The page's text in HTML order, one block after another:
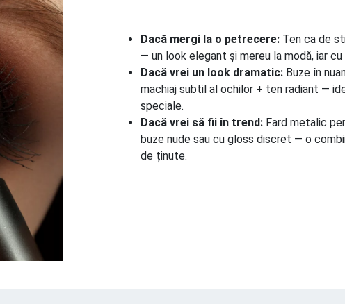
Dacă mergi la o petrecere: Ten ca de
— un look elegant și mereu la modă, iar
Dacă vrei un look dramatic: Buze în
machiaj subtil al ochilor + ten radiant —
speciale.
Dacă vrei să fii în trend: Fard metalic
buze nude sau cu gloss discret — o
de ținute.